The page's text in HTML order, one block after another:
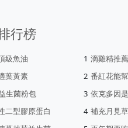
行榜
級魚油
葉黃素
生菌粉包
二型膠原蛋白
滴雞精推
番紅花能
依克多因
補充月見